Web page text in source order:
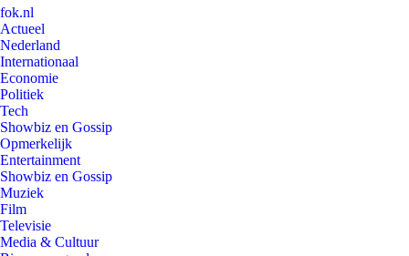
fok.nl
Actueel
Nederland
Internationaal
Economie
Politiek
Tech
Showbiz en Gossip
Opmerkelijk
Entertainment
Showbiz en Gossip
Muziek
Film
Televisie
Media & Cultuur